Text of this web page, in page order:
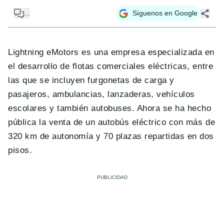
... Síguenos en Google
Lightning eMotors es una empresa especializada en
el desarrollo de flotas comerciales eléctricas, entre
las que se incluyen furgonetas de carga y
pasajeros, ambulancias, lanzaderas, vehículos
escolares y también autobuses. Ahora se ha hecho
pública la venta de un autobús eléctrico con más de
320 km de autonomía y 70 plazas repartidas en dos
pisos.